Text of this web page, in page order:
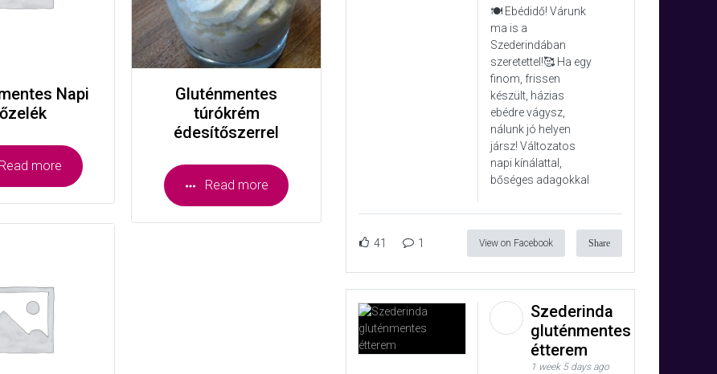
Napi
Read more
Gluténmentes
túrókrém
édesítőszerrel
Read more
🍽️ Ebédidő! Várunk
ma is a
Szederindában
szeretettel!🥰 Ha egy
finom, frissen
készült, házias
ebédre vágysz,
nálunk jó helyen
jársz! Változatos
napi kínálattal,
bőséges adagokkal
41 1 View on Facebook Share
Szederinda
gluténmentes
étterem
1 week 5 days ago